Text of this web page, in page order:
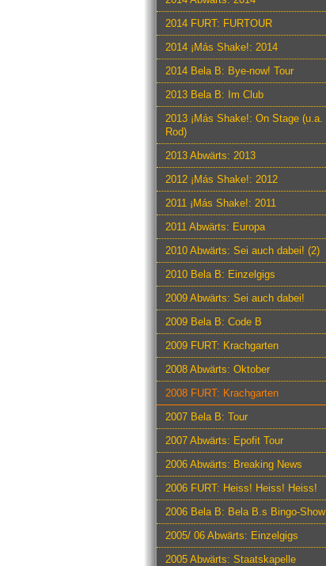
2014 FURT: FURTOUR
2014 ¡Más Shake!: 2014
2014 Bela B: Bye-now! Tour
2013 Bela B: Im Club
2013 ¡Más Shake!: On Stage (u.a.
Rod)
2013 Abwärts: 2013
2012 ¡Más Shake!: 2012
2011 ¡Más Shake!: 2011
2011 Abwärts: Europa
2010 Abwärts: Sei auch dabei! (2)
2010 Bela B: Einzelgigs
2009 Abwärts: Sei auch dabei!
2009 Bela B: Code B
2009 FURT: Krachgarten
2008 Abwärts: Oktober
2008 FURT: Krachgarten
2007 Bela B: Tour
2007 Abwärts: Epofit Tour
2006 Abwärts: Breaking News
2006 FURT: Heiss! Heiss! Heiss!
2006 Bela B: Bela B.s Bingo-Show
2005/ 06 Abwärts: Einzelgigs
2005 Abwärts: Staatskapelle